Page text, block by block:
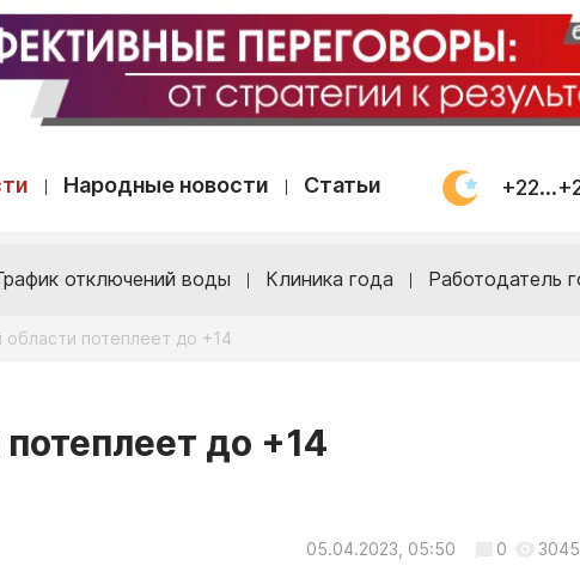
Народные новости Статьи
отключений воды Клиника года Работодатель
области потеплеет до +14
до +14
05.04.2023, 05:50 0 3045